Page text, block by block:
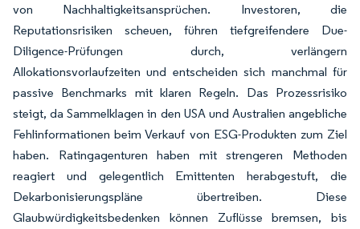
von Nachhaltigkeitsansprüchen. Investoren, die
Reputationsrisiken scheuen, führen tiefgreifendere Due-
Diligence-Prüfungen durch, verlängern
Allokationsvorlaufzeiten und entscheiden sich manchmal für
passive Benchmarks mit klaren Regeln. Das Prozessrisiko
steigt, da Sammelklagen in den USA und Australien angebliche
Fehlinformationen beim Verkauf von ESG-Produkten zum Ziel
haben. Ratingagenturen haben mit strengeren Methoden
reagiert und gelegentlich Emittenten herabgestuft, die
Dekarbonisierungspläne übertreiben. Diese
Glaubwürdigkeitsbedenken können Zuflüsse bremsen, bis